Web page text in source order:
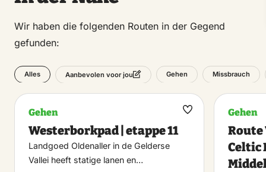
Wir haben die folgenden Routen in der Gegend
gefunden:
Alles Aanbevolen voor jou Gehen Missbrauch
Gehen
Westerborkpad | etappe 11
Landgoed Oldenaller in de Gelderse
Vallei heeft statige lanen en…
Maak
Gehen
Route
Celtic